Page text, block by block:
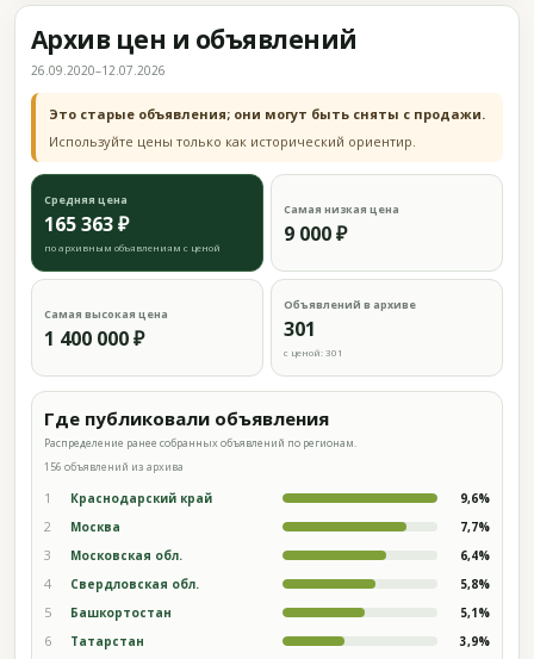
Архив цен и объявлений
26.09.2020–12.07.2026
Это старые объявления; они могут быть сняты с продажи.
Используйте цены только как исторический ориентир.
Средняя цена
165 363 ₽
по архивным объявлениям с ценой
Самая низкая цена
9 000 ₽
Самая высокая цена
1 400 000 ₽
Объявлений в архиве
301
с ценой: 301
Где публиковали объявления
Распределение ранее собранных объявлений по регионам.
156 объявлений из архива
1 Краснодарский край 9,6%
2 Москва 7,7%
3 Московская обл. 6,4%
4 Свердловская обл. 5,8%
5 Башкортостан 5,1%
6 Татарстан 3,9%